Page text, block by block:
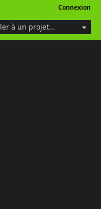
Connexion
à un projet...